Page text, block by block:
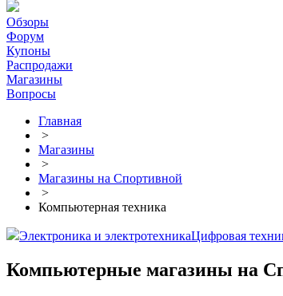
Обзоры
Форум
Купоны
Распродажи
Магазины
Вопросы
Главная
>
Магазины
>
Магазины на Спортивной
>
Компьютерная техника
Электроника и электротехникаЦифровая
Компьютерные магазины на